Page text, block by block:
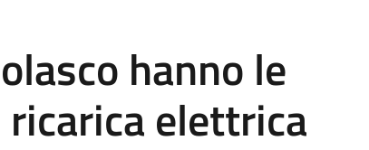
hanno le
elettrica